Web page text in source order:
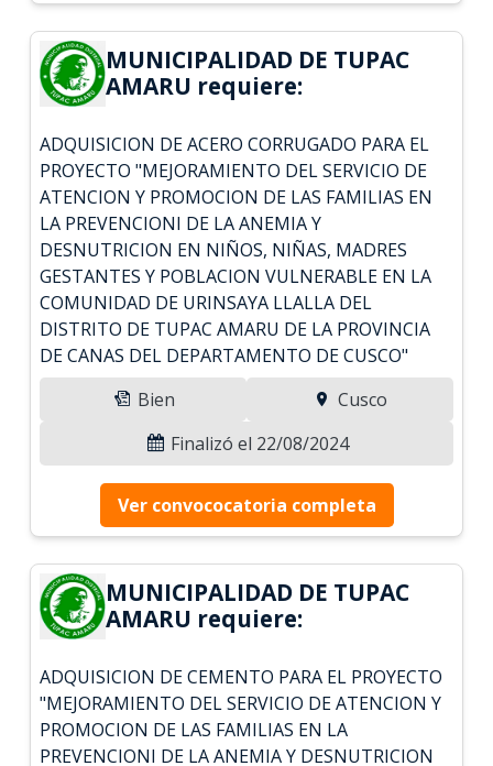
MUNICIPALIDAD DE TUPAC
AMARU requiere:
ADQUISICION DE ACERO CORRUGADO PARA EL
PROYECTO "MEJORAMIENTO DEL SERVICIO DE
ATENCION Y PROMOCION DE LAS FAMILIAS EN
LA PREVENCIONI DE LA ANEMIA Y
DESNUTRICION EN NIÑOS, NIÑAS, MADRES
GESTANTES Y POBLACION VULNERABLE EN LA
COMUNIDAD DE URINSAYA LLALLA DEL
DISTRITO DE TUPAC AMARU DE LA PROVINCIA
DE CANAS DEL DEPARTAMENTO DE CUSCO"
Bien
Cusco
Finalizó el 22/08/2024
Ver convococatoria completa
MUNICIPALIDAD DE TUPAC
AMARU requiere:
ADQUISICION DE CEMENTO PARA EL PROYECTO
"MEJORAMIENTO DEL SERVICIO DE ATENCION Y
PROMOCION DE LAS FAMILIAS EN LA
PREVENCIONI DE LA ANEMIA Y DESNUTRICION